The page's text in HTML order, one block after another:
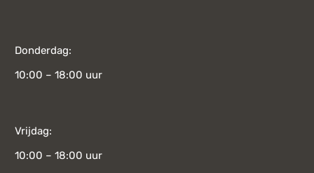
Donderdag:
10:00 – 18:00 uur
Vrijdag:
10:00 – 18:00 uur